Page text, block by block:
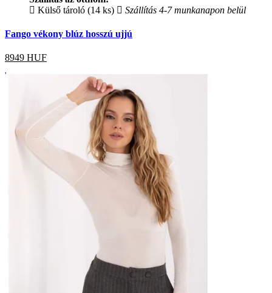
Külső tároló (14 ks)
Szállítás 4-7 munkanapon belül
Fango vékony blúz hosszú ujjú
8949 HUF